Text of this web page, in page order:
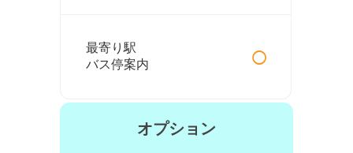
最寄り駅
バス停案内
○
オプション